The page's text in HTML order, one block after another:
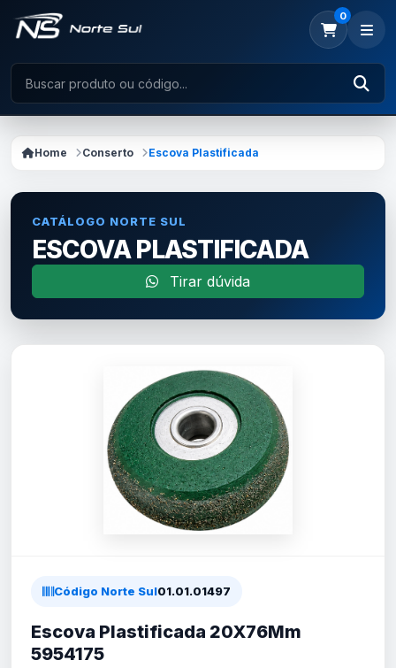
0
Home Conserto Escova Plastificada
CATÁLOGO NORTE SUL
ESCOVA PLASTIFICADA
Tirar dúvida
Código Norte Sul01.01.01497
Escova Plastificada 20X76Mm
5954175